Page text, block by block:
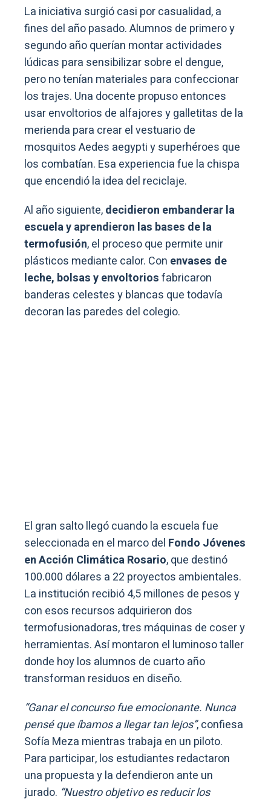
La iniciativa surgió casi por casualidad, a
fines del año pasado. Alumnos de primero y
segundo año querían montar actividades
lúdicas para sensibilizar sobre el dengue,
pero no tenían materiales para confeccionar
los trajes. Una docente propuso entonces
usar envoltorios de alfajores y galletitas de la
merienda para crear el vestuario de
mosquitos Aedes aegypti y superhéroes que
los combatían. Esa experiencia fue la chispa
que encendió la idea del reciclaje.
Al año siguiente,decidieron embanderar la
escuela y aprendieron las bases de la
termofusión, el proceso que permite unir
plásticos mediante calor. Con envases de
leche, bolsas y envoltoriosfabricaron
banderas celestes y blancas que todavía
decoran las paredes del colegio.
El gran salto llegó cuando la escuela fue
seleccionada en el marco del Fondo Jóvenes
en Acción Climática Rosario, que destinó
100.000 dólares a 22 proyectos ambientales.
La institución recibió 4,5 millones de pesos y
con esos recursos adquirieron dos
termofusionadoras, tres máquinas de coser y
herramientas. Así montaron el luminoso taller
donde hoy los alumnos de cuarto año
transforman residuos en diseño.
“Ganar el concurso fue emocionante. Nunca
pensé que íbamos a llegar tan lejos”, confiesa
Sofía Meza mientras trabaja en un piloto.
Para participar, los estudiantes redactaron
una propuesta y la defendieron ante un
jurado. “Nuestro objetivo es reducir los